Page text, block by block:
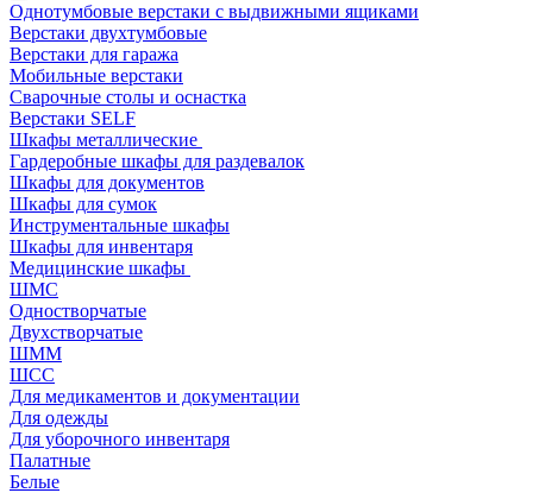
Однотумбовые верстаки с выдвижными ящиками
Верстаки двухтумбовые
Верстаки для гаража
Мобильные верстаки
Сварочные столы и оснастка
Верстаки SELF
Шкафы металлические
Гардеробные шкафы для раздевалок
Шкафы для документов
Шкафы для сумок
Инструментальные шкафы
Шкафы для инвентаря
Медицинские шкафы
ШМС
Одностворчатые
Двухстворчатые
ШММ
ШСС
Для медикаментов и документации
Для одежды
Для уборочного инвентаря
Палатные
Белые